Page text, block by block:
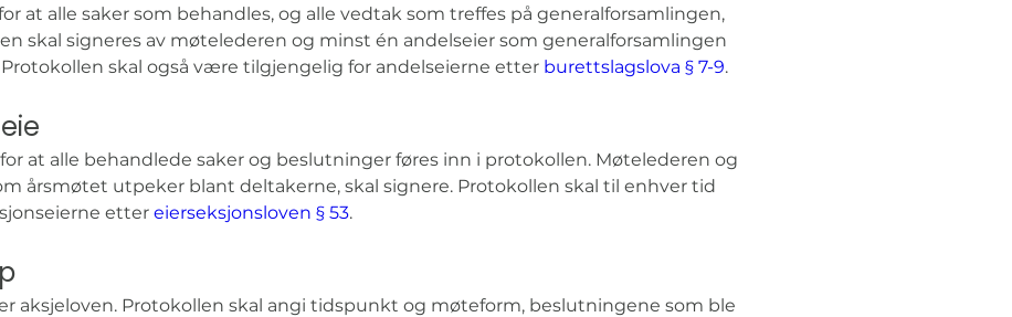
at alle saker som behandles, og alle vedtak som treffes på generalforsamlingen,
skal signeres av møtelederen og minst én andelseier som generalforsamlingen
skal også være tilgjengelig for andelseierne etter burettslagslova § 7-9.
at alle behandlede saker og beslutninger føres inn i protokollen. Møtelederen og
årsmøtet utpeker blant deltakerne, skal signere. Protokollen skal til enhver tid
etter eierseksjonsloven § 53.
aksjeloven. Protokollen skal angi tidspunkt og møteform, beslutningene som ble